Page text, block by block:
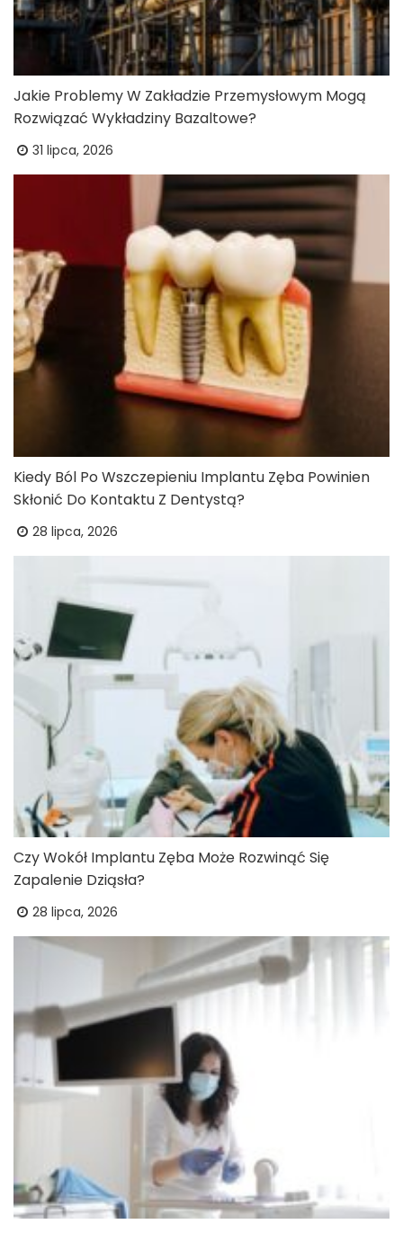
Jakie Problemy W Zakładzie Przemysłowym Mogą
Rozwiązać Wykładziny Bazaltowe?
31 lipca, 2026
Kiedy Ból Po Wszczepieniu Implantu Zęba Powinien
Skłonić Do Kontaktu Z Dentystą?
28 lipca, 2026
Czy Wokół Implantu Zęba Może Rozwinąć Się
Zapalenie Dziąsła?
28 lipca, 2026